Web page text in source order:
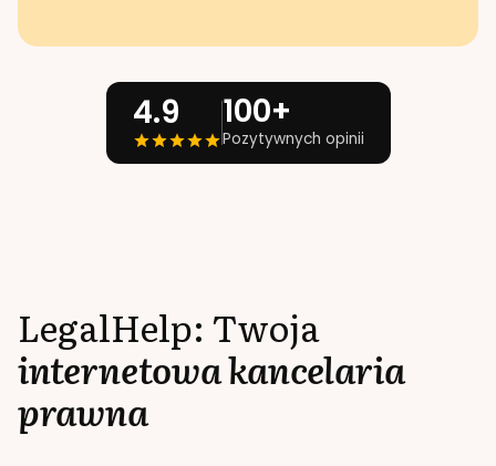
4.9 100+
Pozytywnych opinii
LegalHelp: Twoja
internetowa kancelaria
prawna